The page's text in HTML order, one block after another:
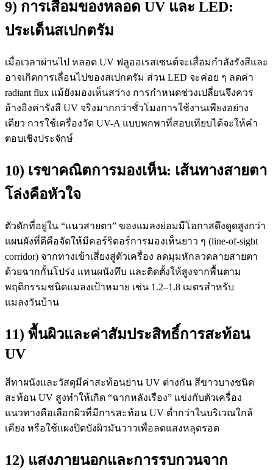
9) การเสื่อมของหลอด UV และ LED:
ประเด็นสเปกตรัม
เมื่อเวลาผ่านไป หลอด UV ฟลูออเรสเซนต์จะเสื่อมกำลังรังสีและ
อาจเกิดการเลื่อนไปของสเปกตรัม ส่วน LED จะค่อย ๆ ลดค่า
radiant flux แม้ยังมองเห็นสว่าง การกำหนดช่วงเปลี่ยนจึงควร
อ้างอิงค่ารังสี UV จริงมากกว่าชั่วโมงการใช้งานเพียงอย่าง
เดียว การใช้เครื่องวัด UV-A แบบพกพาที่สอบเทียบได้จะให้คำ
ตอบเชิงประจักษ์
10) เรขาคณิตการมองเห็น: เส้นทางสายตา
โล่งคือหัวใจ
ตัวดักที่อยู่ใน “แนวสายตา” ของแมลงย่อมมีโอกาสดึงดูดสูงกว่า
แผนผังที่ดีคือจัดให้มีคอร์ริดอร์การมองเห็นยาว ๆ (line-of-sight
corridor) จากทางเข้าเสี่ยงสู่ตัวเครื่อง ลดมุมหักลวดลายสายตา
ด้วยฉากกั้นโปร่ง แทนผนังทึบ และติดตั้งให้สูงจากพื้นตาม
พฤติกรรมชนิดแมลงเป้าหมาย เช่น 1.2–1.8 เมตรสำหรับ
แมลงวันบ้าน
11) พื้นผิวและค่าสัมประสิทธิ์การสะท้อน
UV
สีทาผนังและวัสดุมีค่าสะท้อนย่าน UV ต่างกัน สีขาวบางชนิด
สะท้อน UV สูงทำให้เกิด “ฉากหลังเรือง” แข่งกับตัวเครื่อง
แนวทางคือเลือกผิวที่มีการสะท้อน UV ต่ำกว่าในบริเวณใกล้
เคียง หรือใช้แผงปิดบังผิวมันวาวเพื่อลดแสงหลุดรอด
12) แสงภายนอกและการรบกวนจาก